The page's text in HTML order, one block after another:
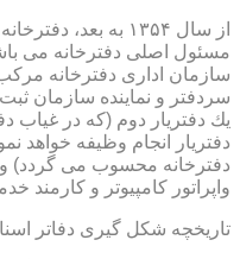
از سال ۱۳۵۴ به
مسئول اصلی دفترخانه می
سازمان اداری دفترخانه
سردفتر و نماینده سازمان
یك دفتریار دوم (كه در غیاب
دفتریار انجام وظیفه خواهد
دفترخانه محسوب می گردد) و
واپراتور كامپیوتر و كارمند
تاریخچه شكل گیری دفاتر